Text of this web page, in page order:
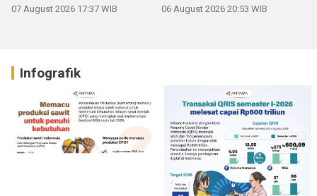
07 August 2026 17:37 WIB 06 August 2026 20:53 WIB
Infografik